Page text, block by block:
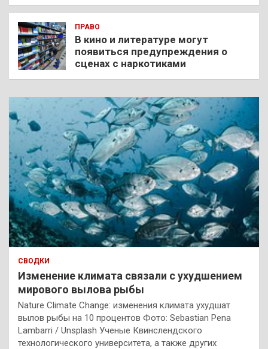
ПРАВО
В кино и литературе могут
появиться предупреждения о
сценах с наркотиками
СВОДКИ
Изменение климата связали с ухудшением
мирового вылова рыбы
Nature Climate Change: изменения климата ухудшат
вылов рыбы на 10 процентов Фото: Sebastian Pena
Lambarri / Unsplash Ученые Квинслендского
технологического университета, а также других